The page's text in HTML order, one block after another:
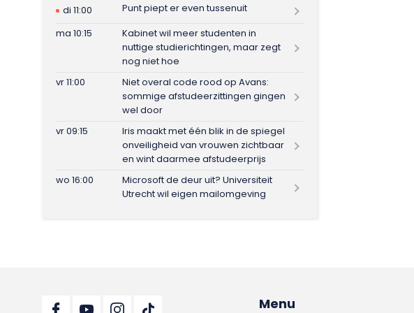
di 11:00
Punt piept er even tussenuit
ma 10:15
Kabinet wil meer studenten in
nuttige studierichtingen, maar zegt
nog niet hoe
vr 11:00
Niet overal code rood op Avans:
sommige afstudeerzittingen gingen
wel door
vr 09:15
Iris maakt met één blik in de spiegel
onveiligheid van vrouwen zichtbaar
en wint daarmee afstudeerprijs
wo 16:00
Microsoft de deur uit? Universiteit
Utrecht wil eigen mailomgeving
Menu